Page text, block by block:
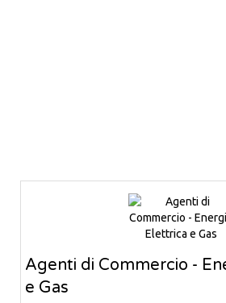
Agenti di Commercio -
e Gas